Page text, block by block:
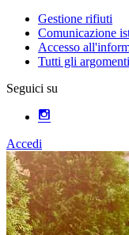
Gestione rifiuti
Comunicazione
Accesso
Tutti gli
Seguici su
Accedi